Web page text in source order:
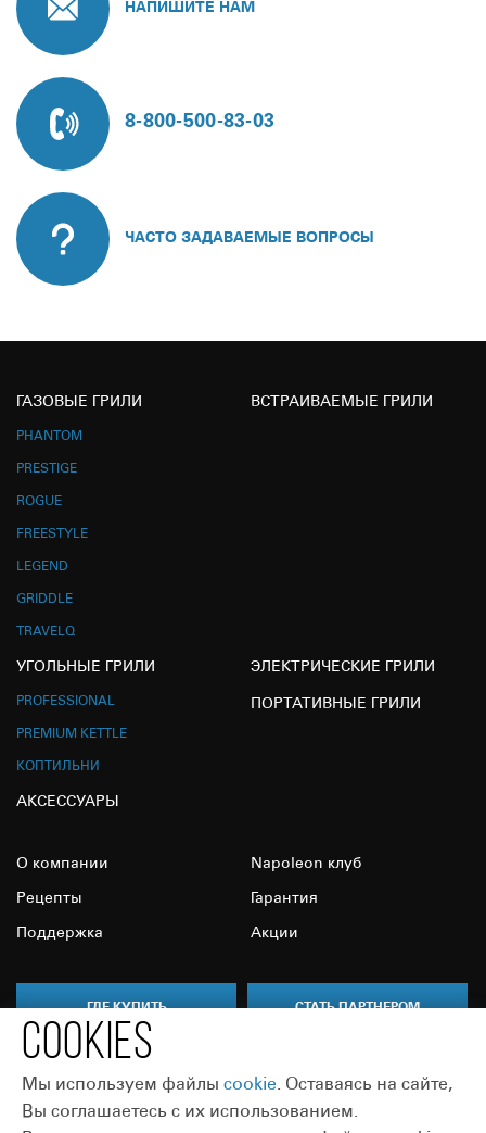
НАПИШИТЕ НАМ
8-800-500-83-03
ЧАСТО ЗАДАВАЕМЫЕ ВОПРОСЫ
ГАЗОВЫЕ ГРИЛИ
PHANTOM
PRESTIGE
ROGUE
FREESTYLE
LEGEND
GRIDDLE
TRAVELQ
ВСТРАИВАЕМЫЕ ГРИЛИ
УГОЛЬНЫЕ ГРИЛИ
PROFESSIONAL
PREMIUM KETTLE
КОПТИЛЬНИ
ЭЛЕКТРИЧЕСКИЕ ГРИЛИ
ПОРТАТИВНЫЕ ГРИЛИ
АКСЕССУАРЫ
О компании Napoleon клуб
Рецепты Гарантия
Поддержка Акции
ГДЕ КУПИТЬ СТАТЬ ПАРТНЕРОМ
COOKIES
Мы используем файлы сookie. Оставаясь на сайте,
Вы соглашаетесь с их использованием.